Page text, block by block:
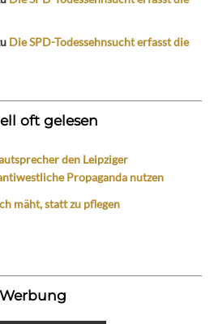
Die SPD-Todessehnsucht erfasst die
oft gelesen
den Leipziger
Propaganda nutzen
mäht, statt zu pflegen
Werbung